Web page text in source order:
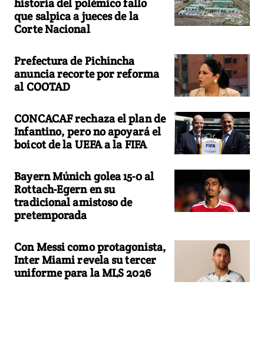
que salpica a jueces de la
Corte Nacional
Prefectura de Pichincha
anuncia recorte por reforma
al COOTAD
CONCACAF rechaza el plan de
Infantino, pero no apoyará el
boicot de la UEFA a la FIFA
Bayern Múnich golea 15-0 al
Rottach-Egern en su
tradicional amistoso de
pretemporada
Con Messi como protagonista,
Inter Miami revela su tercer
uniforme para la MLS 2026